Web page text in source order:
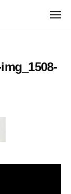
メ
ー